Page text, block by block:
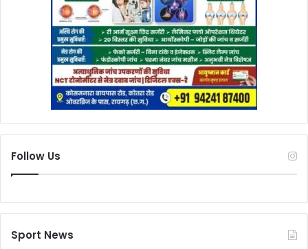
Follow Us
Sport News